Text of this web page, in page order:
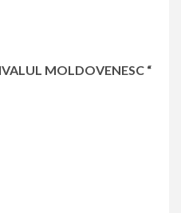
MOLDOVENESC “